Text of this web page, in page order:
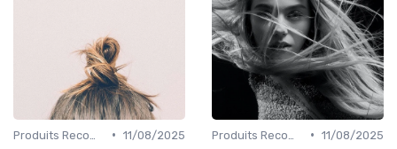
• 11/08/2025
• 11/08/2025